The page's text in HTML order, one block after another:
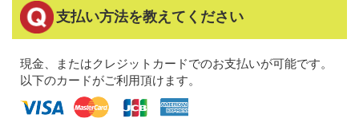
支払い方法を教えてください
現金、またはクレジットカードでのお支払いが可能です。
以下のカードがご利用頂けます。